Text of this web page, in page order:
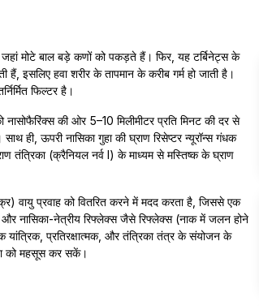
मोटे बाल बड़े कणों को पकड़ते हैं। फिर, यह टर्बिनेट्स के
इसलिए हवा शरीर के तापमान के करीब गर्म हो जाती है।
फिल्टर है।
की ओर 5–10 मिलीमीटर प्रति मिनट की दर से
ही, ऊपरी नासिका गुहा की घ्राण रिसेप्टर न्यूरॉन्स गंधक
तंत्रिका (क्रैनियल नर्व I) के माध्यम से मस्तिष्क के घ्राण
वायु प्रवाह को वितरित करने में मदद करता है, जिससे एक
नासिका-नेत्रीय रिफ्लेक्स जैसे रिफ्लेक्स (नाक में जलन होने
प्रतिरक्षात्मक, और तंत्रिका तंत्र के संयोजन के
को महसूस कर सकें।